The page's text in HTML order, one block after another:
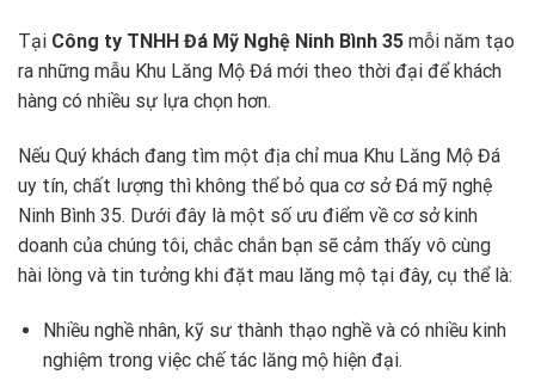
Tại Công ty TNHH Đá Mỹ Nghệ Ninh Bình 35 mỗi năm tạo
ra những mẫu Khu Lăng Mộ Đá mới theo thời đại để khách
hàng có nhiều sự lựa chọn hơn.
Nếu Quý khách đang tìm một địa chỉ mua Khu Lăng Mộ Đá
uy tín, chất lượng thì không thể bỏ qua cơ sở Đá mỹ nghệ
Ninh Bình 35. Dưới đây là một số ưu điểm về cơ sở kinh
doanh của chúng tôi, chắc chắn bạn sẽ cảm thấy vô cùng
hài lòng và tin tưởng khi đặt mau lăng mộ tại đây, cụ thể là:
Nhiều nghề nhân, kỹ sư thành thạo nghề và có nhiều kinh
nghiệm trong việc chế tác lăng mộ hiện đại.